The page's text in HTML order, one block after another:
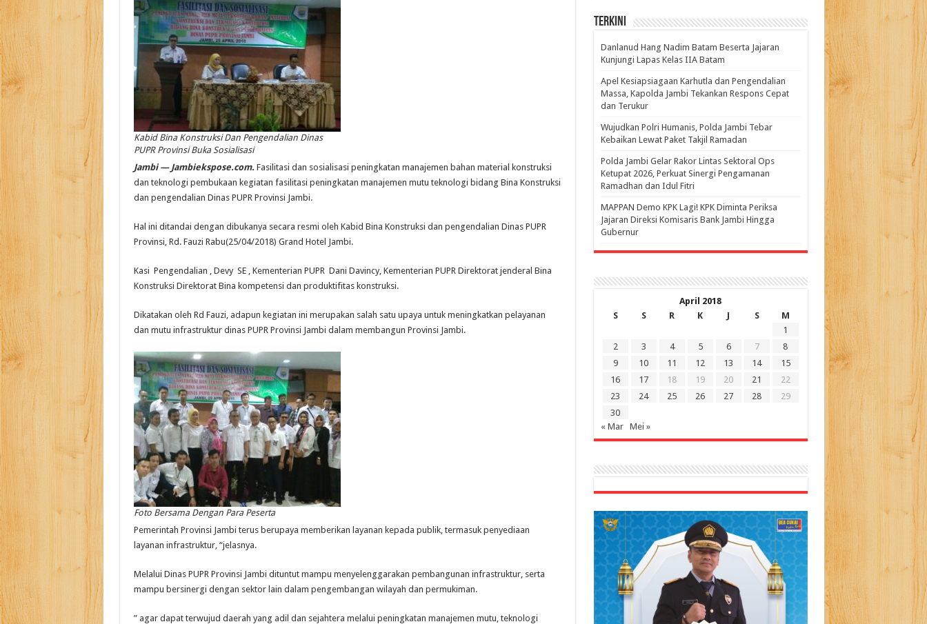
Kabid Bina Konstruksi Dan Pengendalian Dinas
PUPR Provinsi Buka Sosialisasi
Jambi — Jambiekspose.com. Fasilitasi dan sosialisasi peningkatan manajemen bahan material konstruksi
dan teknologi pembukaan kegiatan fasilitasi peningkatan manajemen mutu teknologi bidang Bina Konstruksi
dan pengendalian Dinas PUPR Provinsi Jambi.
Hal ini ditandai dengan dibukanya secara resmi oleh Kabid Bina Konstruksi dan pengendalian Dinas PUPR
Provinsi, Rd. Fauzi Rabu(25/04/2018) Grand Hotel Jambi.
Kasi Pengendalian , Devy SE , Kementerian PUPR Dani Davincy, Kementerian PUPR Direktorat jenderal Bina
Konstruksi Direktorat Bina kompetensi dan produktifitas konstruksi.
Dikatakan oleh Rd Fauzi, adapun kegiatan ini merupakan salah satu upaya untuk meningkatkan pelayanan
dan mutu infrastruktur dinas PUPR Provinsi Jambi dalam membangun Provinsi Jambi.
Foto Bersama Dengan Para Peserta
Pemerintah Provinsi Jambi terus berupaya memberikan layanan kepada publik, termasuk penyediaan
layanan infrastruktur, “jelasnya.
Melalui Dinas PUPR Provinsi Jambi dituntut mampu menyelenggarakan pembangunan infrastruktur, serta
mampu bersinergi dengan sektor lain dalam pengembangan wilayah dan permukiman.
” agar dapat terwujud daerah yang adil dan sejahtera melalui peningkatan manajemen mutu, teknologi
Terkini
Danlanud Hang Nadim Batam Beserta Jajaran
Kunjungi Lapas Kelas IIA Batam
Apel Kesiapsiagaan Karhutla dan Pengendalian
Massa, Kapolda Jambi Tekankan Respons Cepat
dan Terukur
Wujudkan Polri Humanis, Polda Jambi Tebar
Kebaikan Lewat Paket Takjil Ramadan
Polda Jambi Gelar Rakor Lintas Sektoral Ops
Ketupat 2026, Perkuat Sinergi Pengamanan
Ramadhan dan Idul Fitri
‎MAPPAN Demo KPK Lagi! KPK Diminta Periksa
Jajaran Direksi Komisaris Bank Jambi Hingga
Gubernur ‎
April 2018
S
S R K J S
M
1
2
3 4 5 6 7
8
9
10 11 12 13 14
15
16
17 18 19 20 21
22
23
24 25 26 27 28
29
30
« Mar
Mei »